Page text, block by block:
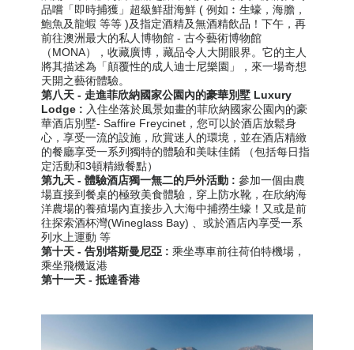
品嚐「即時捕獲」超級鮮甜海鮮 ( 例如︰生蠔，海膽，
鮑魚及龍蝦 等等 )及指定酒精及無酒精飲品 ！下午，再
前往澳洲最大的私人博物館 - 古今藝術博物館
（MONA），收藏廣博，藏品令人大開眼界。它的主人
將其描述為「顛覆性的成人迪士尼樂園」，來一場奇想
天開之藝術體驗。
第八天 - 走進菲欣納國家公園內的豪華別墅 Luxury
Lodge : 入住坐落於風景如畫的菲欣納國家公園內的豪
華酒店別墅- Saffire Freycinet，您可以於酒店放鬆身
心，享受一流的設施，欣賞迷人的環境，並在酒店精緻
的餐廳享受一系列獨特的體驗和美味佳餚 （包括每日指
定活動和3頓精緻餐點）
第九天 - 體驗酒店獨一無二的戶外活動 : 參加一個由農
場直接到餐桌的極致美食體驗 ，穿上防水靴，在欣納海
洋農場的養殖場內直接步入大海中捕撈生蠔！又或是前
往探索酒杯灣(Wineglass Bay) 、或於酒店內享受一系
列水上運動 等
第十天 - 告別塔斯曼尼亞 :乘坐專車前往荷伯特機場，
乘坐飛機返港
第十一天 - 抵達香港